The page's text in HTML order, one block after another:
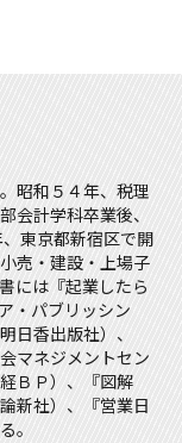
昭和５４年、税理
会計学科卒業後、
東京都新宿区で開
売・建設・上場子
には『起業したら
・パブリッシン
日香出版社）、
マネジメントセン
ＢＰ）、『図解
新社）、『営業日
。